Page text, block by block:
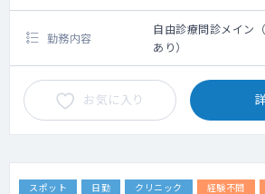
クシー利用要相談
勤務内容
自由診療問診メイン
あり）
お気に入り
スポット 日勤 クリニック 経験不問